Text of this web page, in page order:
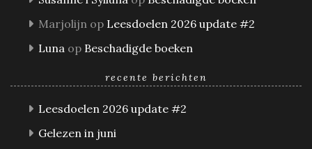
Marjolijn op Leesdoelen 2026 update #2
Luna op Beschadigde boeken
recente berichten
Leesdoelen 2026 update #2
Gelezen in juni